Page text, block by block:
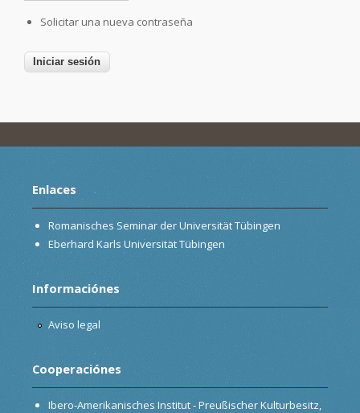
Solicitar una nueva contraseña
Enlaces
Romanisches Seminar der Universität Tübingen
Eberhard Karls Universität Tübingen
Informaciónes
Aviso legal
Cooperaciónes
Ibero-Amerikanisches Institut - Preußischer Kulturbesitz,